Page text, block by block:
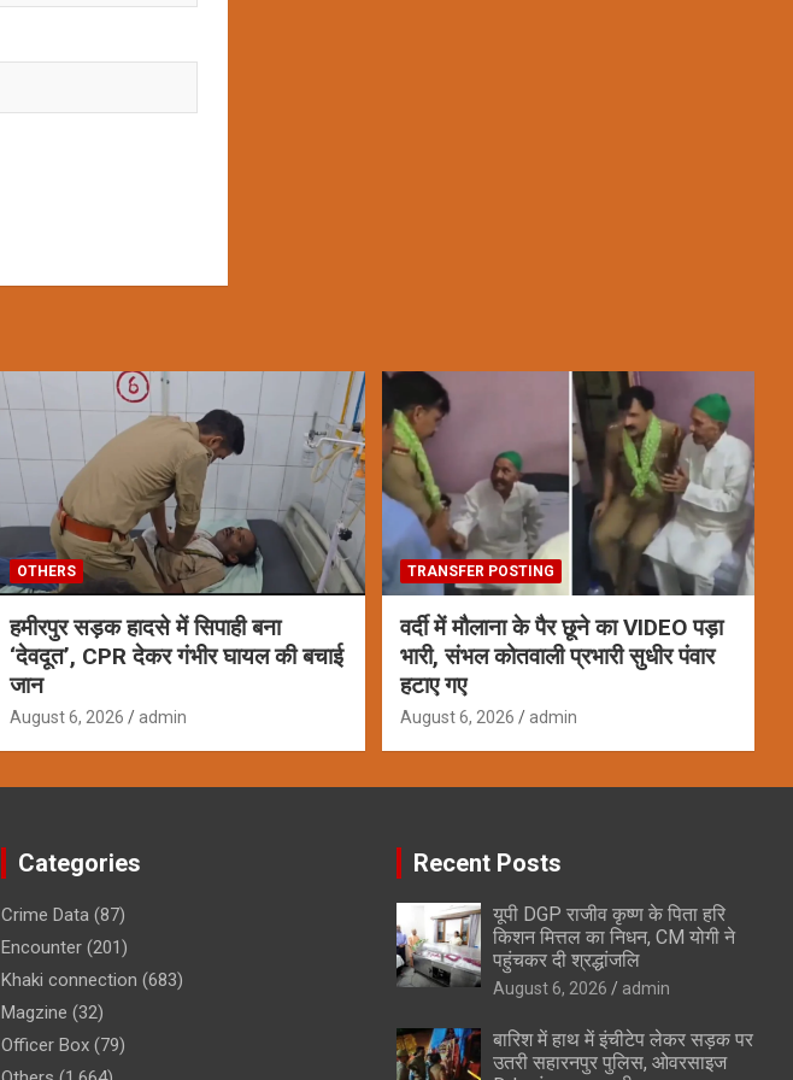
OTHERS
हमीरपुर सड़क हादसे में सिपाही बना
‘देवदूत’, CPR देकर गंभीर घायल की बचाई
जान
August 6, 2026 admin
TRANSFER POSTING
वर्दी में मौलाना के पैर छूने का VIDEO पड़ा
भारी, संभल कोतवाली प्रभारी सुधीर पंवार
हटाए गए
August 6, 2026 admin
Categories
Crime Data (87)
Encounter (201)
Khaki connection (683)
Magzine (32)
Officer Box (79)
Recent Posts
यूपी DGP राजीव कृष्ण के पिता हरि
किशन मित्तल का निधन, CM योगी ने
पहुंचकर दी श्रद्धांजलि
August 6, 2026 admin
बारिश में हाथ में इंचीटेप लेकर सड़क पर
उतरी सहारनपुर पुलिस, ओवरसाइज